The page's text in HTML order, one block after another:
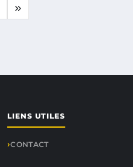
LIENS UTILES
CONTACT